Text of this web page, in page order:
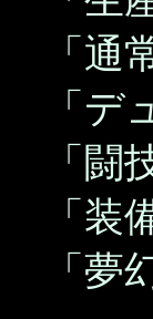
「
「
「
「
「